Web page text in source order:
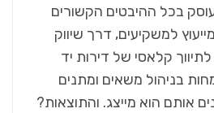
בכל ההיבטים הקשורים
למשקיעים, דרך שיווק
קלאסי של דירות יד
בניהול משאים ומתנים
אותם הוא מייצג. והתוצאות?